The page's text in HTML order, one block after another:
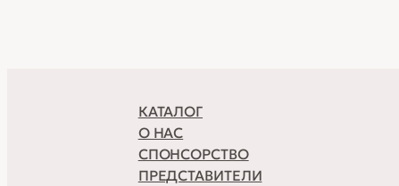
КАТАЛОГ
О НАС
СПОНСОРСТВО
ПРЕДСТАВИТЕЛИ